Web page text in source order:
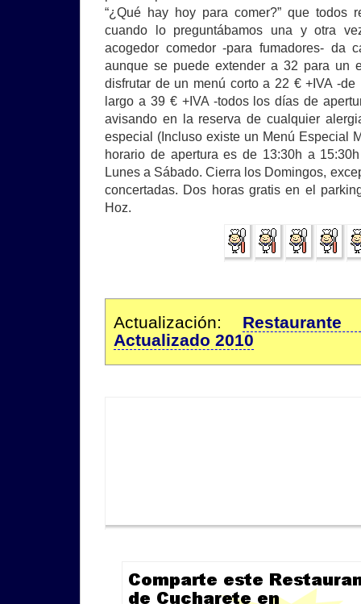
“¿Qué hay hoy para comer?” que todos
cuando lo preguntábamos una y otra
acogedor comedor -para fumadores- da
aunque se puede extender a 32 para un
disfrutar de un menú corto a 22 € +IVA -
largo a 39 € +IVA -todos los días de
avisando en la reserva de cualquier
especial (Incluso existe un Menú Especial
horario de apertura es de 13:30h a
Lunes a Sábado. Cierra los Domingos,
concertadas. Dos horas gratis en el
Hoz.
Actualización:
Actualizado 2010